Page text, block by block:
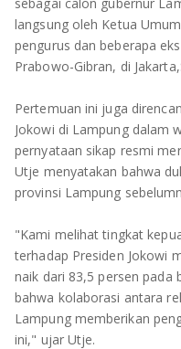
PESAWARAN
TANGGAMUS
PESISIR BARAT
TULANG BAWANG
TULANG BAWANG BARAT
MESUJI
WAY KANAN
PRINGSEWU
langsung oleh Ketua
pengurus dan beberapa
Prabowo-Gibran, di
Pertemuan ini juga
Jokowi di Lampung dalam
pernyataan sikap resmi
Utje menyatakan bahwa
provinsi Lampung
"Kami melihat tingkat
terhadap Presiden Jokowi
naik dari 83,5 persen pada
bahwa kolaborasi antara
Lampung memberikan
ini," ujar Utje.